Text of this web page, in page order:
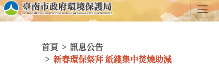
首頁
訊息公告
新春環保祭拜 紙錢集中焚燒助減